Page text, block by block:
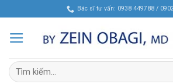
content
Bác sĩ tư vấn: 0938 449788 /
Tìm
kiếm: